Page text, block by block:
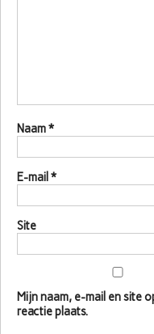
Naam*
E-mail *
Site
Mijn naam, e-mail en site
reactie plaats.